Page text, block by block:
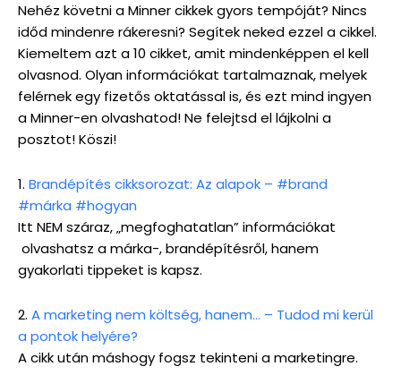
Nehéz követni a Minner cikkek gyors tempóját? Nincs
időd mindenre rákeresni? Segítek neked ezzel a cikkel.
Kiemeltem azt a 10 cikket, amit mindenképpen el kell
olvasnod. Olyan információkat tartalmaznak, melyek
felérnek egy fizetős oktatással is, és ezt mind ingyen
a Minner-en olvashatod! Ne felejtsd el lájkolni a
posztot! Köszi!
1. Brandépítés cikksorozat: Az alapok – #brand
#márka #hogyan
Itt NEM száraz, „megfoghatatlan” információkat
olvashatsz a márka-, brandépítésről, hanem
gyakorlati tippeket is kapsz.
2. A marketing nem költség, hanem… – Tudod mi kerül
a pontok helyére?
A cikk után máshogy fogsz tekinteni a marketingre.